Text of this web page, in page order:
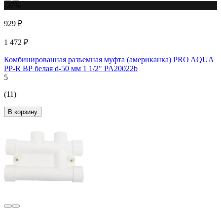
929 ₽
1 472 ₽
Комбинированная разъемная муфта (американка) PRO AQUA
PP-R ВР белая d-50 мм 1 1/2" PA20022b
5
(11)
В корзину